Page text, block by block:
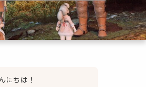
にちは！